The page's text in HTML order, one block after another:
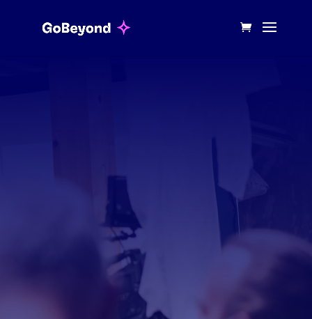
Du willst Deine Organisation